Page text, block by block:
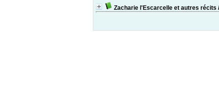
Zacharie l'Escarcelle et autres récits